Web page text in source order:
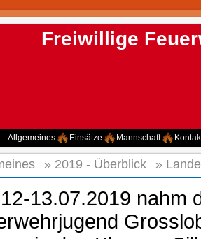
Freiwillige
Allgemeines Einsätze Mannschaft
» 2019 - Überblick »
13.07.2019 nahm